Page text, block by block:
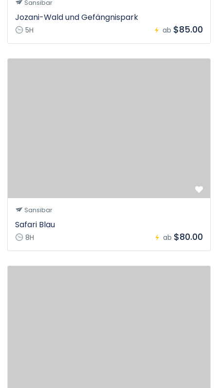
Sansibar
Jozani-Wald und Gefängnispark
5H ab $85.00
Sansibar
Safari Blau
8H ab $80.00